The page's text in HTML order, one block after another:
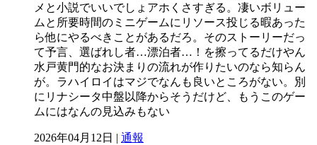
メと小説でいいでしょアホくさすぎる。凄いボリュー
ムと所要時間のミニゲームにリソース投じる暇あった
ら他にやるべきことがあるだろ。そのストーリーだっ
て予言、選ばれし者…漂泊者…！を擦ってるだけやん
水戸黄門的なお決まりの流れが作りたいのなら知らん
が。ラハイロイはマジでなんも良いところがない。別
にリナシータ中盤以降からそうだけど、もうこのゲー
ムにはなんの見込みもない
2026年04月12日 | 通報